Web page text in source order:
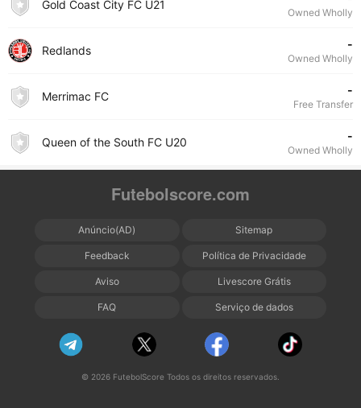
Gold Coast City FC U21
Owned Wholly
Redlands -
Owned Wholly
Merrimac FC -
Free Transfer
Queen of the South FC U20 -
Owned Wholly
Futebolscore.com
Anúncio(AD) Sitemap
Feedback Política de Privacidade
Aviso Livescore Grátis
FAQ Serviço de dados
© 2026 FutebolScore Todos os direitos reservados.